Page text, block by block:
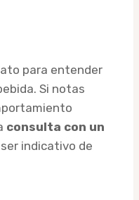
para entender
Si notas
consulta con un
indicativo de